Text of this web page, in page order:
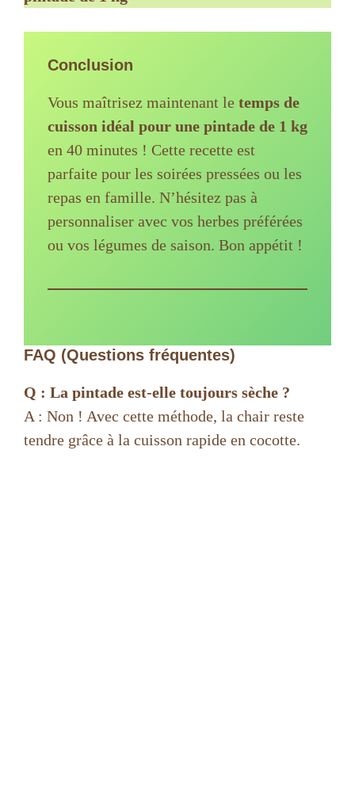
Conclusion
Vous maîtrisez maintenant le temps de
cuisson idéal pour une pintade de 1 kg
en 40 minutes ! Cette recette est
parfaite pour les soirées pressées ou les
repas en famille. N’hésitez pas à
personnaliser avec vos herbes préférées
ou vos légumes de saison. Bon appétit !
FAQ (Questions fréquentes)
Q : La pintade est-elle toujours sèche ?
A : Non ! Avec cette méthode, la chair reste
tendre grâce à la cuisson rapide en cocotte.